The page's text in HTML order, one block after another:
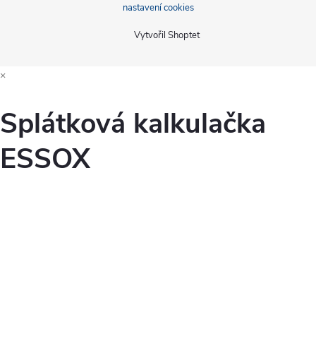
Vytvořil Shoptet
nastavení cookies
×
Splátková kalkulačka
ESSOX